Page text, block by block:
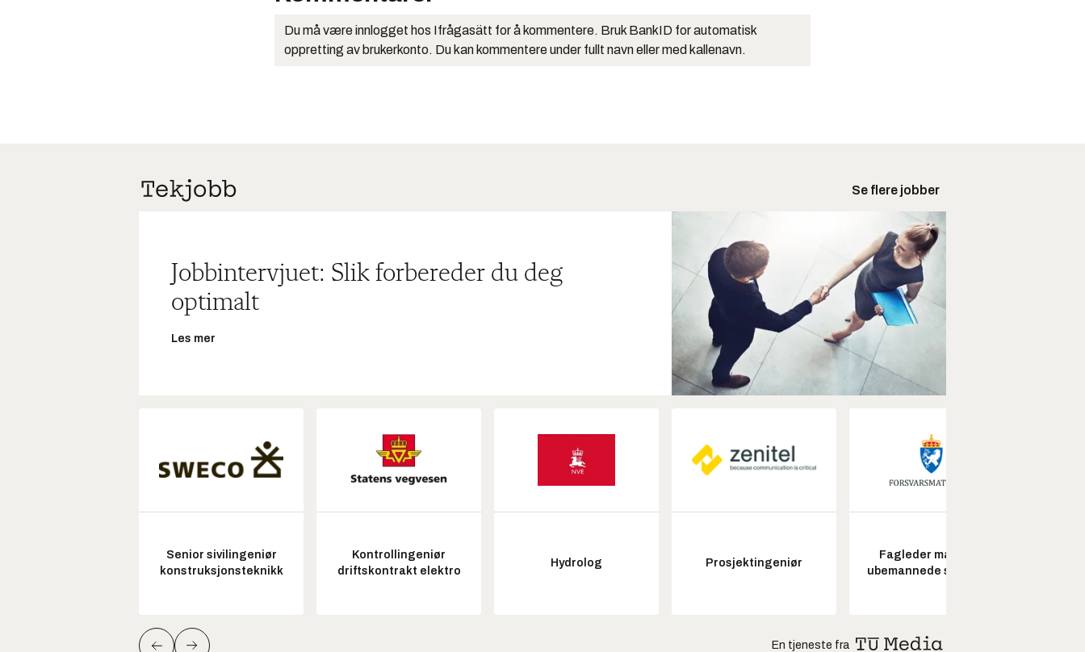
Du må være innlogget hos Ifrågasätt for å kommentere. Bruk BankID for automatisk
oppretting av brukerkonto. Du kan kommentere under fullt navn eller med kallenavn.
Se flere jobber
Jobbintervjuet: Slik forbereder du deg
optimalt
Les mer
Senior sivilingeniør
konstruksjonsteknikk
Kontrollingeniør
driftskontrakt elektro
Hydrolog Prosjektingeniør
Fagleder maritime
ubemannede systemer
En tjeneste fra